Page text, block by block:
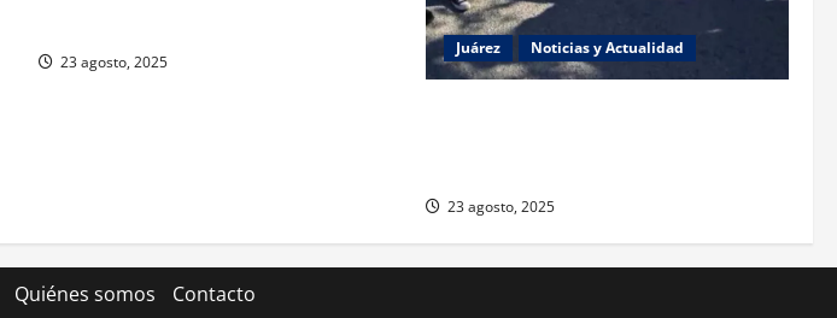
23 agosto, 2025
Juárez Noticias y Actualidad
23 agosto, 2025
Quiénes somos Contacto